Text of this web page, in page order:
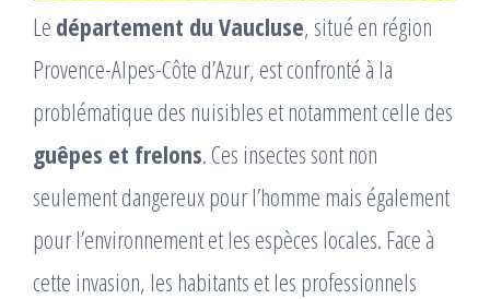
Le département du Vaucluse, situé en région
Provence-Alpes-Côte d’Azur, est confronté à la
problématique des nuisibles et notamment celle des
guêpes et frelons. Ces insectes sont non
seulement dangereux pour l’homme mais également
pour l’environnement et les espèces locales. Face à
cette invasion, les habitants et les professionnels